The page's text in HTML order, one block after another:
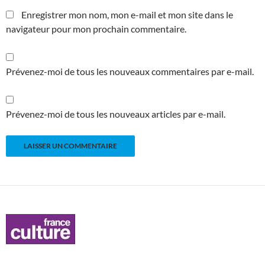
Enregistrer mon nom, mon e-mail et mon site dans le
navigateur pour mon prochain commentaire.
Prévenez-moi de tous les nouveaux commentaires par e-mail.
Prévenez-moi de tous les nouveaux articles par e-mail.